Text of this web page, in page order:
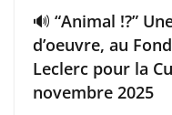
🔊 “Animal !?”
d’oeuvre, au
Leclerc pour la
novembre 2025